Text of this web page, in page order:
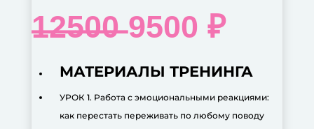
̶1̶2̶5̶0̶0̶ 9500 ₽
МАТЕРИАЛЫ ТРЕНИНГА
УРОК 1. Работа с эмоциональными реакциями:
как перестать переживать по любому поводу